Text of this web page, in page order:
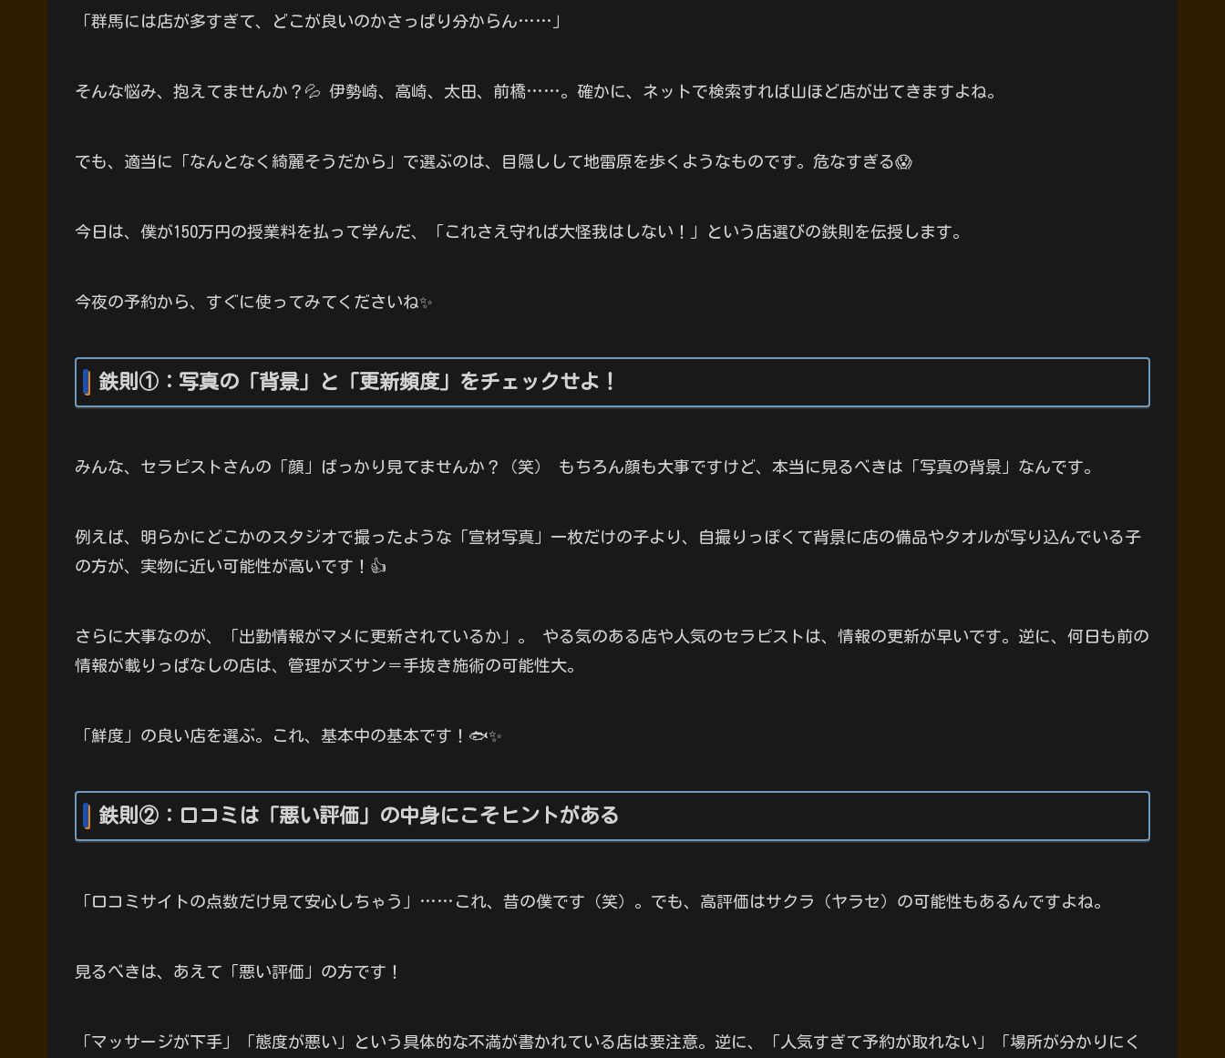
「群馬には店が多すぎて、どこが良いのかさっぱり分からん……」
そんな悩み、抱えてませんか？💦 伊勢崎、高崎、太田、前橋……。確かに、ネットで検索すれば山ほど店が出てきますよね。
でも、適当に「なんとなく綺麗そうだから」で選ぶのは、目隠しして地雷原を歩くようなものです。危なすぎる😱
今日は、僕が150万円の授業料を払って学んだ、「これさえ守れば大怪我はしない！」という店選びの鉄則を伝授します。
今夜の予約から、すぐに使ってみてくださいね✨
鉄則①：写真の「背景」と「更新頻度」をチェックせよ！
みんな、セラピストさんの「顔」ばっかり見てませんか？（笑） もちろん顔も大事ですけど、本当に見るべきは「写真の背景」なんです。
例えば、明らかにどこかのスタジオで撮ったような「宣材写真」一枚だけの子より、自撮りっぽくて背景に店の備品やタオルが写り込んでいる子
の方が、実物に近い可能性が高いです！👍
さらに大事なのが、「出勤情報がマメに更新されているか」。 やる気のある店や人気のセラピストは、情報の更新が早いです。逆に、何日も前の
情報が載りっぱなしの店は、管理がズサン＝手抜き施術の可能性大。
「鮮度」の良い店を選ぶ。これ、基本中の基本です！🐟✨
鉄則②：口コミは「悪い評価」の中身にこそヒントがある
「口コミサイトの点数だけ見て安心しちゃう」……これ、昔の僕です（笑）。でも、高評価はサクラ（ヤラセ）の可能性もあるんですよね。
見るべきは、あえて「悪い評価」の方です！
「マッサージが下手」「態度が悪い」という具体的な不満が書かれている店は要注意。逆に、「人気すぎて予約が取れない」「場所が分かりにく